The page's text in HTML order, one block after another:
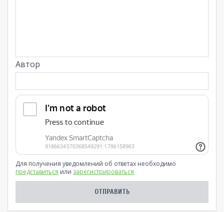
Автор
Для получения уведомлений об ответах необходимо
представиться или зарегистрироваться